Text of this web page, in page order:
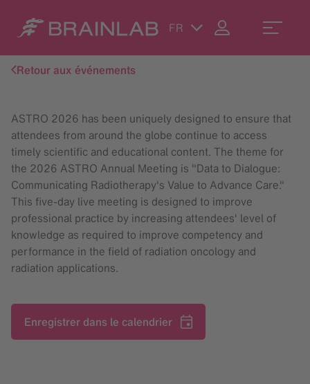
FR
Retour aux événements
ASTRO 2026 has been uniquely designed to ensure that
attendees from around the globe continue to access
timely scientific and educational content. The theme for
the 2026 ASTRO Annual Meeting is "Data to Dialogue:
Communicating Radiotherapy's Value to Advance Care."
This five-day live meeting is designed to improve
professional practice by increasing attendees' level of
knowledge as required to improve competency and
performance in the field of radiation oncology and
radiation applications.
Enregistrer dans le calendrier